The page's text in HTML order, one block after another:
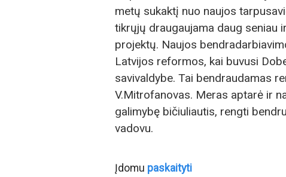
metų sukaktį nuo naujos
tikrųjų draugaujama daug seniau
projektų. Naujos
Latvijos reformos, kai buvusi
savivaldybe. Tai bendraudamas
V.Mitrofanovas. Meras aptarė ir
galimybę bičiuliautis, rengti
vadovu.
Įdomu paskaityti